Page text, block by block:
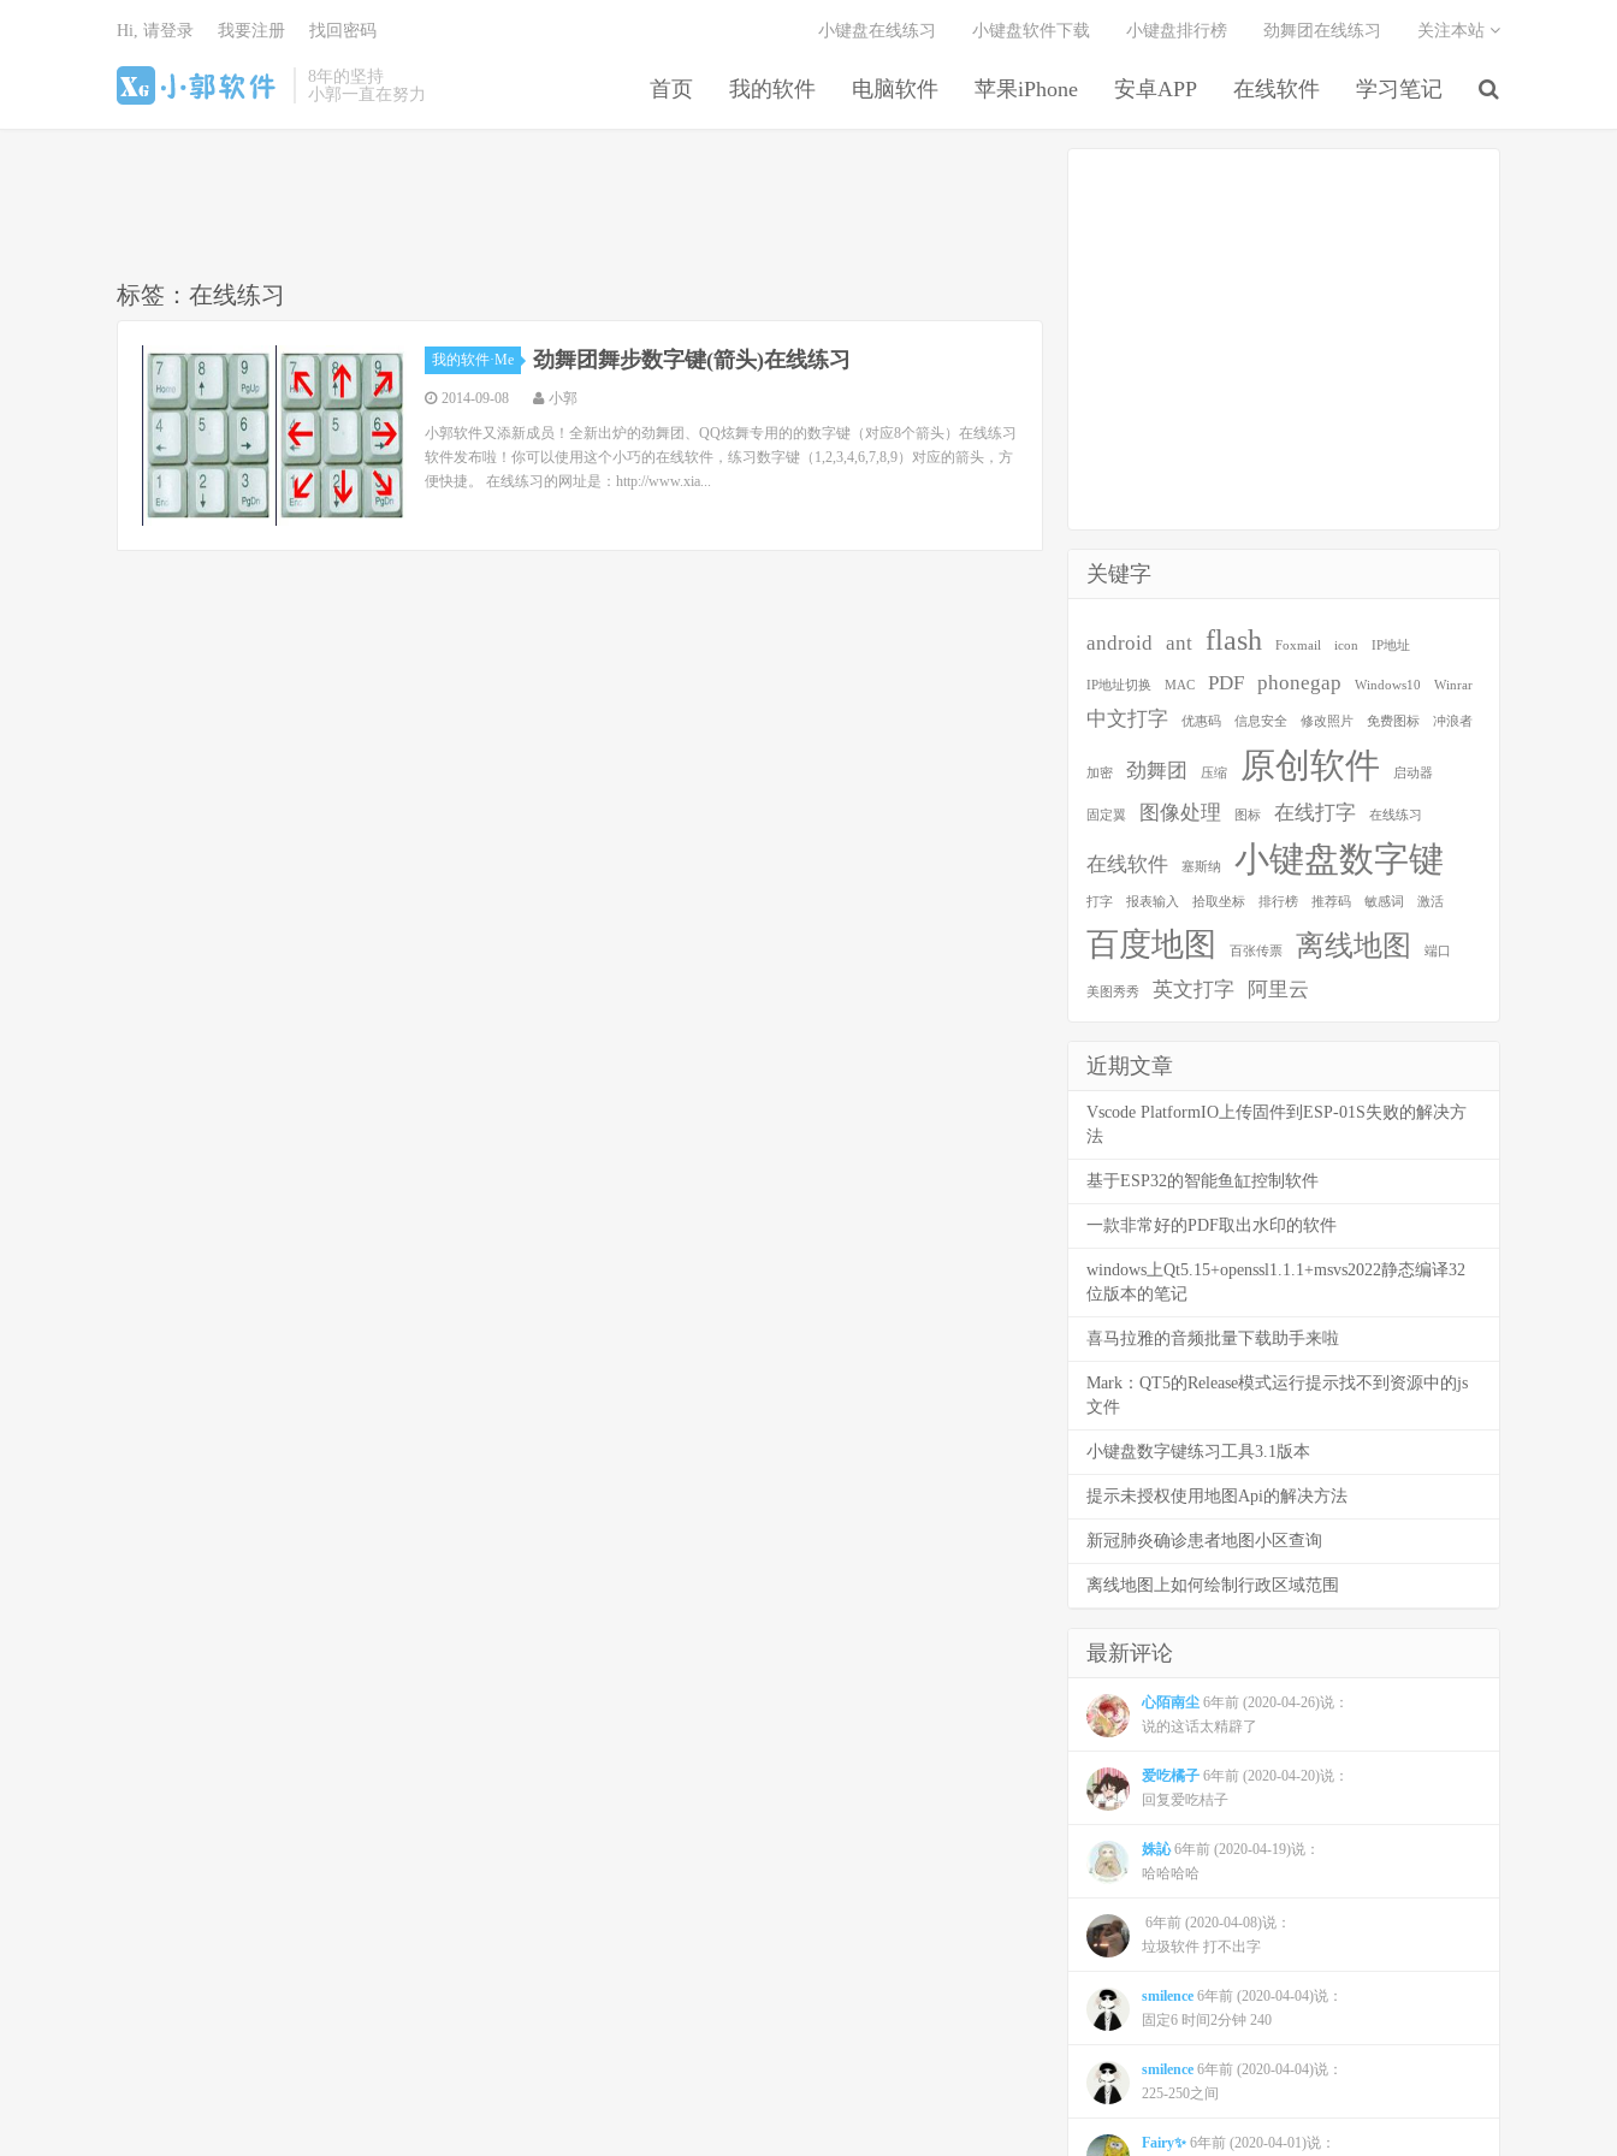
8年的坚持
小郭一直在努力
首页 我的软件 电脑软件 苹果iPhone 安卓APP 在线软件 学习笔记
小键盘在线练习 小键盘软件下载 小键盘排行榜 劲舞团在线练习 关注本站
Hi, 请登录 我要注册 找回密码
标签：在线练习
我的软件·Me 劲舞团舞步数字键(箭头)在线练习
2014-09-08 小郭
小郭软件又添新成员！全新出炉的劲舞团、QQ炫舞专用的的数字键（对应8个箭头）在线练习
软件发布啦！你可以使用这个小巧的在线软件，练习数字键（1,2,3,4,6,7,8,9）对应的箭头，方
便快捷。 在线练习的网址是：http://www.xia...
关键字
android ant flash Foxmail icon IP地址
IP地址切换 MAC PDF phonegap Windows10 Winrar
中文打字 优惠码 信息安全 修改照片 免费图标 冲浪者
加密 劲舞团 压缩 原创软件 启动器
固定翼 图像处理 图标 在线打字 在线练习
在线软件 塞斯纳 小键盘数字键
打字 报表输入 拾取坐标 排行榜 推荐码 敏感词 激活
百度地图 百张传票 离线地图 端口
美图秀秀 英文打字 阿里云
近期文章
Vscode PlatformIO上传固件到ESP-01S失败的解决方
法
基于ESP32的智能鱼缸控制软件
一款非常好的PDF取出水印的软件
windows上Qt5.15+openssl1.1.1+msvs2022静态编译32
位版本的笔记
喜马拉雅的音频批量下载助手来啦
Mark：QT5的Release模式运行提示找不到资源中的js
文件
小键盘数字键练习工具3.1版本
提示未授权使用地图Api的解决方法
新冠肺炎确诊患者地图小区查询
离线地图上如何绘制行政区域范围
最新评论
心陌南尘 6年前 (2020-04-26)说：
说的这话太精辟了
爱吃橘子 6年前 (2020-04-20)说：
回复爱吃桔子
姝訫6年前 (2020-04-19)说：
哈哈哈哈
6年前 (2020-04-08)说：
垃圾软件 打不出字
smilence 6年前 (2020-04-04)说：
固定6 时间2分钟 240
smilence 6年前 (2020-04-04)说：
225-250之间
Fairy✨ 6年前 (2020-04-01)说：